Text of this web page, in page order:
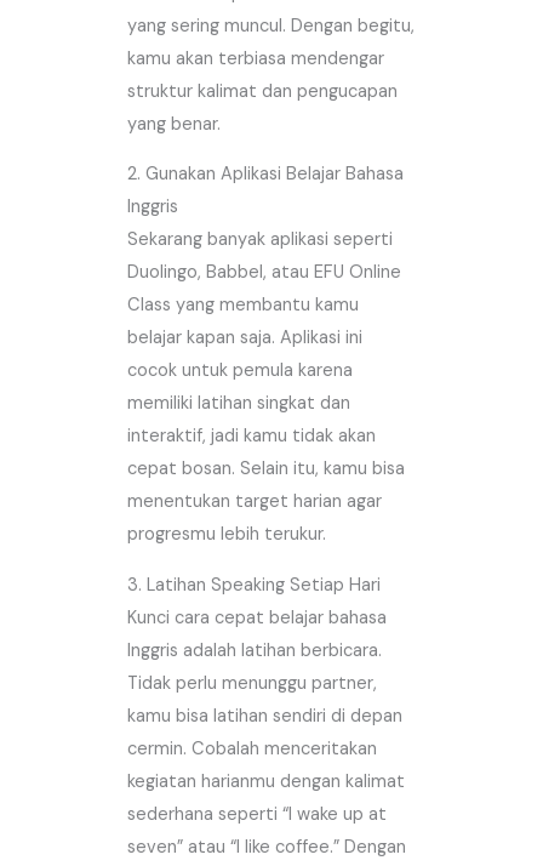
yang sering muncul. Dengan begitu,
kamu akan terbiasa mendengar
struktur kalimat dan pengucapan
yang benar.
2. Gunakan Aplikasi Belajar Bahasa
Inggris
Sekarang banyak aplikasi seperti
Duolingo, Babbel, atau EFU Online
Class yang membantu kamu
belajar kapan saja. Aplikasi ini
cocok untuk pemula karena
memiliki latihan singkat dan
interaktif, jadi kamu tidak akan
cepat bosan. Selain itu, kamu bisa
menentukan target harian agar
progresmu lebih terukur.
3. Latihan Speaking Setiap Hari
Kunci cara cepat belajar bahasa
Inggris adalah latihan berbicara.
Tidak perlu menunggu partner,
kamu bisa latihan sendiri di depan
cermin. Cobalah menceritakan
kegiatan harianmu dengan kalimat
sederhana seperti “I wake up at
seven” atau “I like coffee.” Dengan